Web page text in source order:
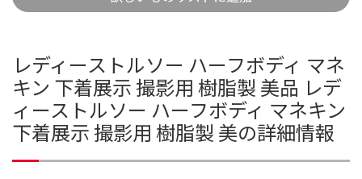
レディーストルソー ハーフボディ マネ
キン 下着展示 撮影用 樹脂製 美品 レデ
ィーストルソー ハーフボディ マネキン
下着展示 撮影用 樹脂製 美の詳細情報